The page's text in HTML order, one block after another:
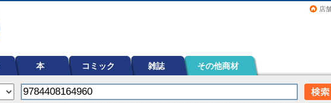
店
本 コミック 雑誌 その他商材